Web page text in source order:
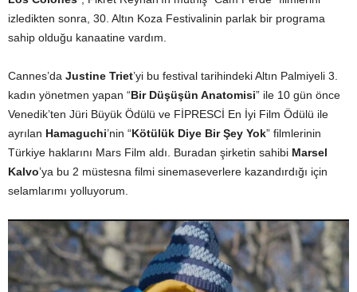
izledikten sonra, 30. Altın Koza Festivalinin parlak bir programa
sahip olduğu kanaatine vardım.
Cannes’da Justine Triet’yi bu festival tarihindeki Altın Palmiyeli 3.
kadın yönetmen yapan “Bir Düşüşün Anatomisi” ile 10 gün önce
Venedik’ten Jüri Büyük Ödülü ve FİPRESCİ En İyi Film Ödülü ile
ayrılan Hamaguchi’nin “Kötülük Diye Bir Şey Yok” filmlerinin
Türkiye haklarını Mars Film aldı. Buradan şirketin sahibi Marsel
Kalvo’ya bu 2 müstesna filmi sinemaseverlere kazandırdığı için
selamlarımı yolluyorum.